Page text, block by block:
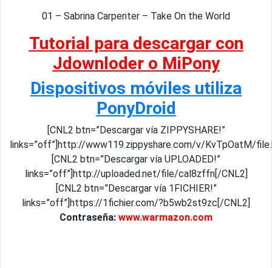
01 – Sabrina Carpenter – Take On the World
Tutorial para descargar con
Jdownloder o MiPony
Dispositivos móviles utiliza
PonyDroid
[CNL2 btn=”Descargar vía ZIPPYSHARE!”
links=”off”]http://www119.zippyshare.com/v/KvTpOatM/
[CNL2 btn=”Descargar vía UPLOADED!”
links=”off”]http://uploaded.net/file/cal8zffn[/CNL2]
[CNL2 btn=”Descargar vía 1FICHIER!”
links=”off”]https://1fichier.com/?b5wb2st9zc[/CNL2]
Contraseña: www.warmazon.com